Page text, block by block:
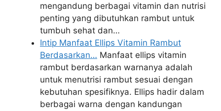
mengandung berbagai vitamin dan nutrisi
penting yang dibutuhkan rambut untuk
tumbuh sehat dan…
Intip Manfaat Ellips Vitamin Rambut
Berdasarkan… Manfaat ellips vitamin
rambut berdasarkan warnanya adalah
untuk menutrisi rambut sesuai dengan
kebutuhan spesifiknya. Ellips hadir dalam
berbagai warna dengan kandungan